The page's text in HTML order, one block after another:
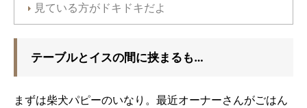
見ている方がドキドキだよ
テーブルとイスの間に挟まるも…
まずは柴犬パピーのいなり。最近オーナーさんがごはん